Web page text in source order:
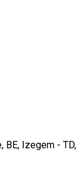
BE, Izegem - TD,